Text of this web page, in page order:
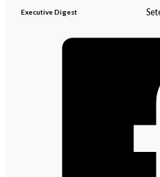
Executive Digest